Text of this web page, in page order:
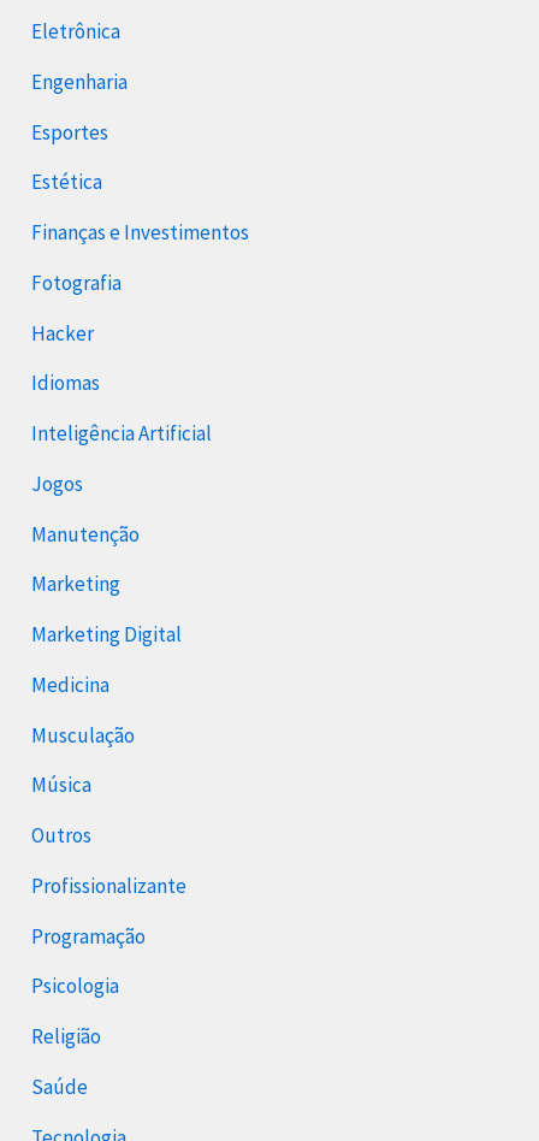
Eletrônica
Engenharia
Esportes
Estética
Finanças e Investimentos
Fotografia
Hacker
Idiomas
Inteligência Artificial
Jogos
Manutenção
Marketing
Marketing Digital
Medicina
Musculação
Música
Outros
Profissionalizante
Programação
Psicologia
Religião
Saúde